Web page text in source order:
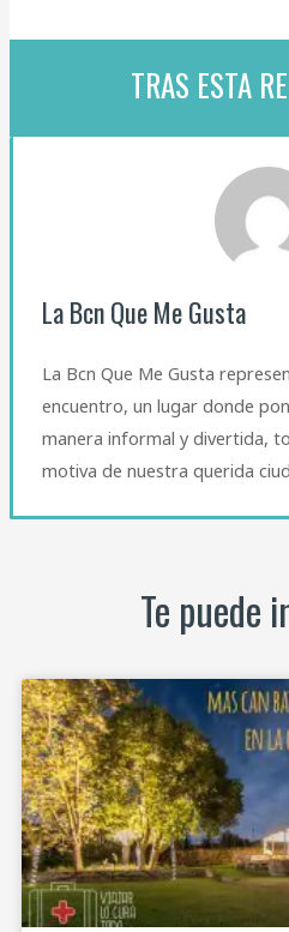
TRAS ESTA
La Bcn Que Me Gusta
La Bcn Que Me Gusta
encuentro, un lugar donde
manera informal y divertida,
motiva de nuestra querida
Te puede